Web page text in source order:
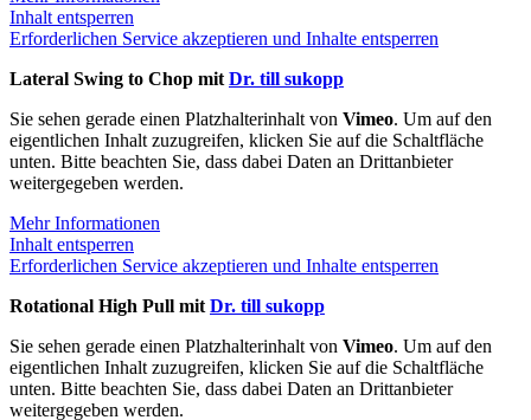
Inhalt entsperren
Erforderlichen Service akzeptieren und Inhalte entsperren
Lateral Swing to Chop mit Dr. till sukopp
Sie sehen gerade einen Platzhalterinhalt von Vimeo. Um auf den
eigentlichen Inhalt zuzugreifen, klicken Sie auf die Schaltfläche
unten. Bitte beachten Sie, dass dabei Daten an Drittanbieter
weitergegeben werden.
Mehr Informationen
Inhalt entsperren
Erforderlichen Service akzeptieren und Inhalte entsperren
Rotational High Pull mit Dr. till sukopp
Sie sehen gerade einen Platzhalterinhalt von Vimeo. Um auf den
eigentlichen Inhalt zuzugreifen, klicken Sie auf die Schaltfläche
unten. Bitte beachten Sie, dass dabei Daten an Drittanbieter
weitergegeben werden.